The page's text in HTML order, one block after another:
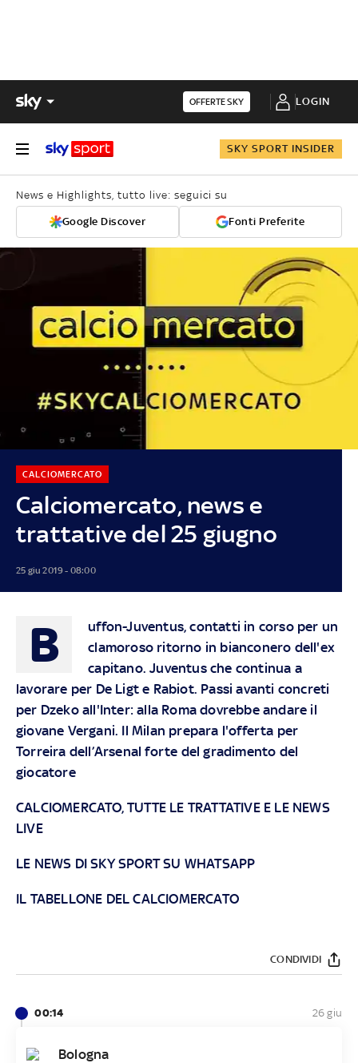
OFFERTE SKY LOGIN
SKY SPORT INSIDER
News e Highlights, tutto live: seguici su
Google Discover Fonti Preferite
Calciomercato, news e
trattative del 25 giugno
CALCIOMERCATO
25 giu 2019 - 08:00
B
uffon-Juventus, contatti in corso per un
clamoroso ritorno in bianconero dell'ex
capitano. Juventus che continua a
lavorare per De Ligt e Rabiot. Passi avanti concreti
per Dzeko all'Inter: alla Roma dovrebbe andare il
giovane Vergani. Il Milan prepara l'offerta per
Torreira dell’Arsenal forte del gradimento del
giocatore
CALCIOMERCATO, TUTTE LE TRATTATIVE E LE NEWS
LIVE
LE NEWS DI SKY SPORT SU WHATSAPP
IL TABELLONE DEL CALCIOMERCATO
CONDIVIDI
00:14 26 giu
Bologna